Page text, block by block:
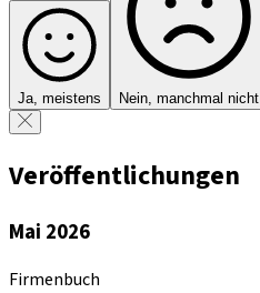
Ja, meistens Nein, manchmal nicht
Veröffentlichungen
Mai 2026
Firmenbuch